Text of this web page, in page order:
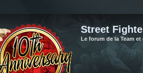
Street
Le forum de la Team et